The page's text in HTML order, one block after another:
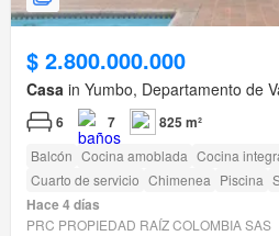
$ 2.800.000.000
Casa in Yumbo, Departamento de
6 7 825 m²
Balcón Cocina amoblada Cocina
Cuarto de servicio Chimenea Piscina
Hace 4 días
PRC PROPIEDAD RAÍZ COLOMBIA SAS